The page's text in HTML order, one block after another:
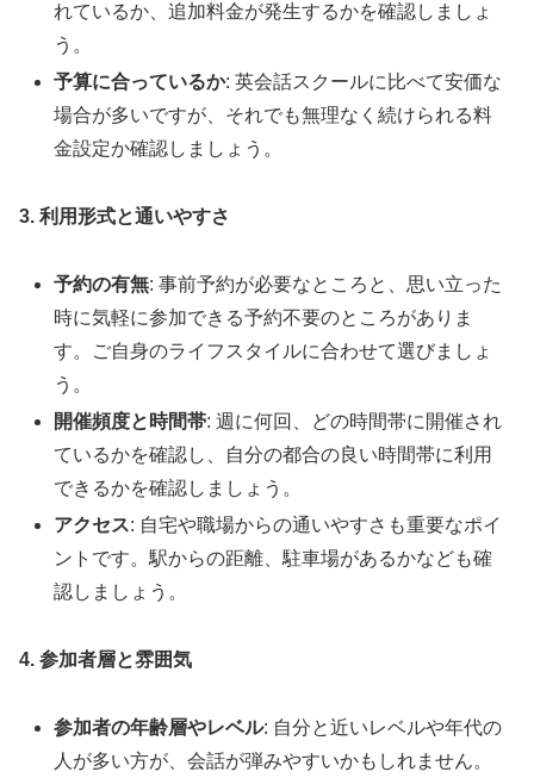
れているか、追加料金が発生するかを確認しましょ
う。
予算に合っているか: 英会話スクールに比べて安価な
場合が多いですが、それでも無理なく続けられる料
金設定か確認しましょう。
3. 利用形式と通いやすさ
予約の有無: 事前予約が必要なところと、思い立った
時に気軽に参加できる予約不要のところがありま
す。ご自身のライフスタイルに合わせて選びましょ
う。
開催頻度と時間帯: 週に何回、どの時間帯に開催され
ているかを確認し、自分の都合の良い時間帯に利用
できるかを確認しましょう。
アクセス: 自宅や職場からの通いやすさも重要なポイ
ントです。駅からの距離、駐車場があるかなども確
認しましょう。
4. 参加者層と雰囲気
参加者の年齢層やレベル: 自分と近いレベルや年代の
人が多い方が、会話が弾みやすいかもしれません。